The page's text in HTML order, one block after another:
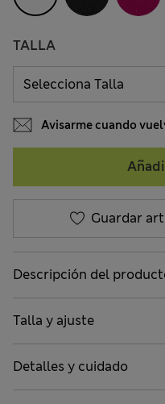
TALLA
Avisarme cuando
Guardar
Descripción del
Talla y ajuste
Detalles y cuidado